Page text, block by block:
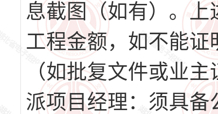
息截图（如有）。
工程金额，如不能
（如批复文件或业
派项目经理：须具